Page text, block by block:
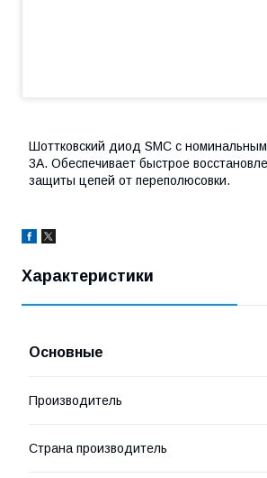
Шоттковский диод SMC с
3А. Обеспечивает быстрое
защиты цепей от переполюсовки.
Характеристики
Основные
Производитель
Страна производитель